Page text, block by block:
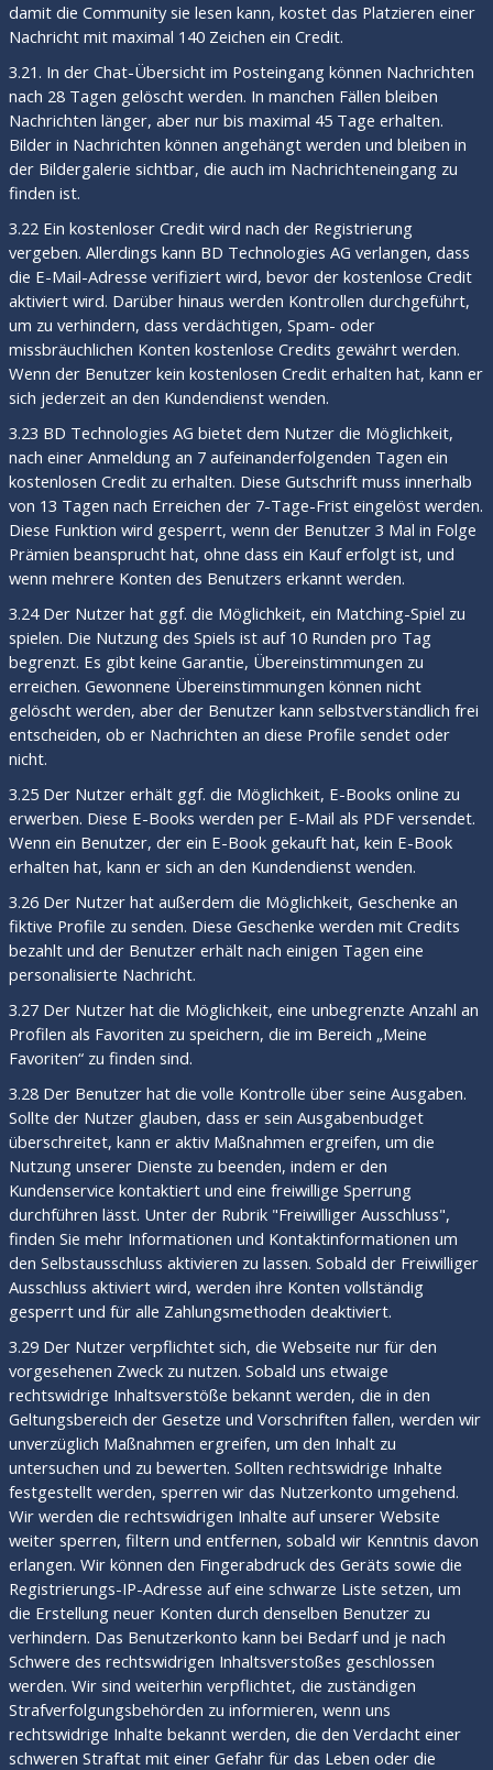
damit die Community sie lesen kann, kostet das Platzieren einer
Nachricht mit maximal 140 Zeichen ein Credit.
3.21. In der Chat-Übersicht im Posteingang können Nachrichten
nach 28 Tagen gelöscht werden. In manchen Fällen bleiben
Nachrichten länger, aber nur bis maximal 45 Tage erhalten.
Bilder in Nachrichten können angehängt werden und bleiben in
der Bildergalerie sichtbar, die auch im Nachrichteneingang zu
finden ist.
3.22 Ein kostenloser Credit wird nach der Registrierung
vergeben. Allerdings kann BD Technologies AG verlangen, dass
die E-Mail-Adresse verifiziert wird, bevor der kostenlose Credit
aktiviert wird. Darüber hinaus werden Kontrollen durchgeführt,
um zu verhindern, dass verdächtigen, Spam- oder
missbräuchlichen Konten kostenlose Credits gewährt werden.
Wenn der Benutzer kein kostenlosen Credit erhalten hat, kann er
sich jederzeit an den Kundendienst wenden.
3.23 BD Technologies AG bietet dem Nutzer die Möglichkeit,
nach einer Anmeldung an 7 aufeinanderfolgenden Tagen ein
kostenlosen Credit zu erhalten. Diese Gutschrift muss innerhalb
von 13 Tagen nach Erreichen der 7-Tage-Frist eingelöst werden.
Diese Funktion wird gesperrt, wenn der Benutzer 3 Mal in Folge
Prämien beansprucht hat, ohne dass ein Kauf erfolgt ist, und
wenn mehrere Konten des Benutzers erkannt werden.
3.24 Der Nutzer hat ggf. die Möglichkeit, ein Matching-Spiel zu
spielen. Die Nutzung des Spiels ist auf 10 Runden pro Tag
begrenzt. Es gibt keine Garantie, Übereinstimmungen zu
erreichen. Gewonnene Übereinstimmungen können nicht
gelöscht werden, aber der Benutzer kann selbstverständlich frei
entscheiden, ob er Nachrichten an diese Profile sendet oder
nicht.
3.25 Der Nutzer erhält ggf. die Möglichkeit, E-Books online zu
erwerben. Diese E-Books werden per E-Mail als PDF versendet.
Wenn ein Benutzer, der ein E-Book gekauft hat, kein E-Book
erhalten hat, kann er sich an den Kundendienst wenden.
3.26 Der Nutzer hat außerdem die Möglichkeit, Geschenke an
fiktive Profile zu senden. Diese Geschenke werden mit Credits
bezahlt und der Benutzer erhält nach einigen Tagen eine
personalisierte Nachricht.
3.27 Der Nutzer hat die Möglichkeit, eine unbegrenzte Anzahl an
Profilen als Favoriten zu speichern, die im Bereich „Meine
Favoriten“ zu finden sind.
3.28 Der Benutzer hat die volle Kontrolle über seine Ausgaben.
Sollte der Nutzer glauben, dass er sein Ausgabenbudget
überschreitet, kann er aktiv Maßnahmen ergreifen, um die
Nutzung unserer Dienste zu beenden, indem er den
Kundenservice kontaktiert und eine freiwillige Sperrung
durchführen lässt. Unter der Rubrik "Freiwilliger Ausschluss",
finden Sie mehr Informationen und Kontaktinformationen um
den Selbstausschluss aktivieren zu lassen. Sobald der Freiwilliger
Ausschluss aktiviert wird, werden ihre Konten vollständig
gesperrt und für alle Zahlungsmethoden deaktiviert.
3.29 Der Nutzer verpflichtet sich, die Webseite nur für den
vorgesehenen Zweck zu nutzen. Sobald uns etwaige
rechtswidrige Inhaltsverstöße bekannt werden, die in den
Geltungsbereich der Gesetze und Vorschriften fallen, werden wir
unverzüglich Maßnahmen ergreifen, um den Inhalt zu
untersuchen und zu bewerten. Sollten rechtswidrige Inhalte
festgestellt werden, sperren wir das Nutzerkonto umgehend.
Wir werden die rechtswidrigen Inhalte auf unserer Website
weiter sperren, filtern und entfernen, sobald wir Kenntnis davon
erlangen. Wir können den Fingerabdruck des Geräts sowie die
Registrierungs-IP-Adresse auf eine schwarze Liste setzen, um
die Erstellung neuer Konten durch denselben Benutzer zu
verhindern. Das Benutzerkonto kann bei Bedarf und je nach
Schwere des rechtswidrigen Inhaltsverstoßes geschlossen
werden. Wir sind weiterhin verpflichtet, die zuständigen
Strafverfolgungsbehörden zu informieren, wenn uns
rechtswidrige Inhalte bekannt werden, die den Verdacht einer
schweren Straftat mit einer Gefahr für das Leben oder die